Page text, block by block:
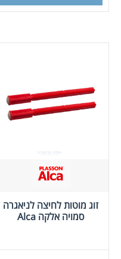
זוג מוטות לחיצה לניאגרה
סמויה אלקה Alca